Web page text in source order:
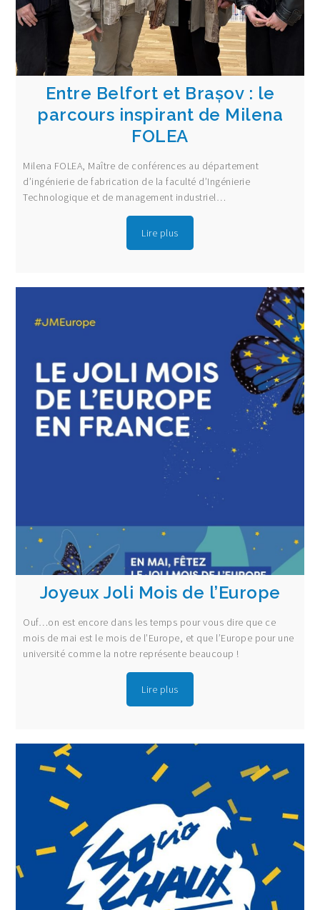
Entre Belfort et Brașov : le
parcours inspirant de Milena
FOLEA
Milena FOLEA, Maître de conférences au département
d’ingénierie de fabrication de la faculté d’Ingénierie
Technologique et de management industriel…
Lire plus
Joyeux Joli Mois de l’Europe
Ouf…on est encore dans les temps pour vous dire que ce
mois de mai est le mois de l’Europe, et que l’Europe pour une
université comme la notre représente beaucoup !
Lire plus